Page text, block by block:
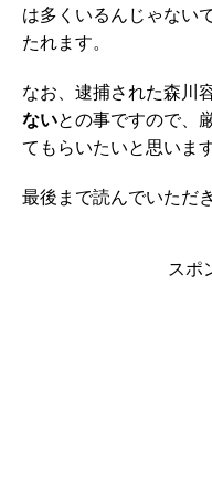
は多くいるんじゃない
たれます。
なお、逮捕された森川
ないとの事ですので、
てもらいたいと思います
最後まで読んでいただ
スポ